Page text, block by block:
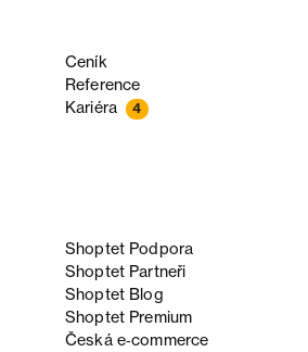
Ceník
Reference
Kariéra 4
Shoptet Podpora
Shoptet Partneři
Shoptet Blog
Shoptet Premium
Česká e‑commerce